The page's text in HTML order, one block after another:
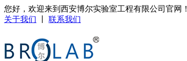
您好，欢迎来到西安博尔实验室工程有限公司官网！
关于我们
联系我们